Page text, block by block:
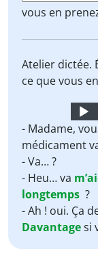
vous en
Atelier dictée.
ce que vous
Audio
- Madame,
médicament
- Va… ?
- Heu… va
longtemps ?
- Ah ! oui. Ça
Davantagesi